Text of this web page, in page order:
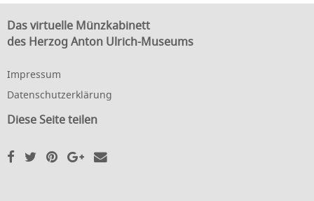
Das virtuelle Münzkabinett
des Herzog Anton Ulrich-Museums
Impressum
Datenschutzerklärung
Diese Seite teilen